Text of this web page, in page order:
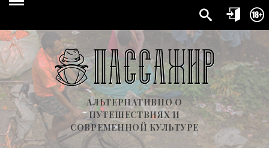
АЛЬТЕРНАТИВНО О
ПУТЕШЕСТВИЯХ И
СОВРЕМЕННОЙ КУЛЬТУРЕ